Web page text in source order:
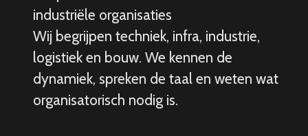
industriële organisaties
Wij begrijpen techniek, infra, industrie,
logistiek en bouw. We kennen de
dynamiek, spreken de taal en weten wat
organisatorisch nodig is.